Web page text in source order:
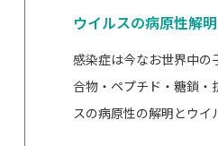
ウイルスの病原性解
感染症は今なお世界中の
合物・ペプチド・糖鎖・
スの病原性の解明とウイ